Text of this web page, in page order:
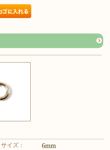
サイズ： 6mm